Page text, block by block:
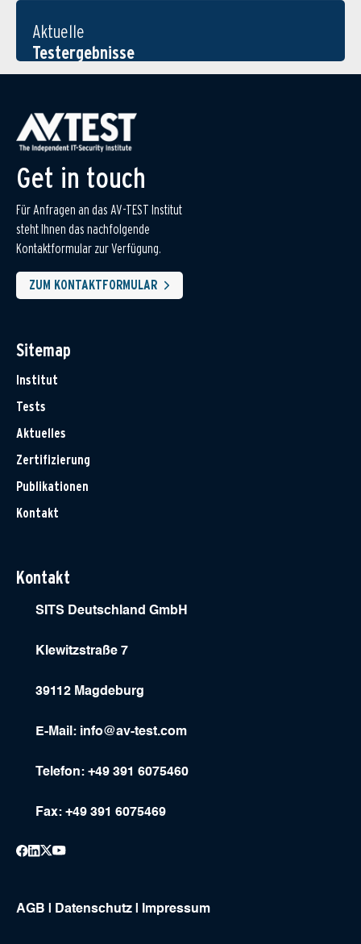
Aktuelle
Testergebnisse
Get in touch
Für Anfragen an das AV-TEST Institut
steht Ihnen das nachfolgende
Kontaktformular zur Verfügung.
ZUM KONTAKTFORMULAR
Sitemap
Institut
Tests
Aktuelles
Zertifizierung
Publikationen
Kontakt
Kontakt
SITS Deutschland GmbH
Klewitzstraße 7
39112 Magdeburg
E-Mail: info@av-test.com
Telefon: +49 391 6075460
Fax: +49 391 6075469
AGB Datenschutz Impressum